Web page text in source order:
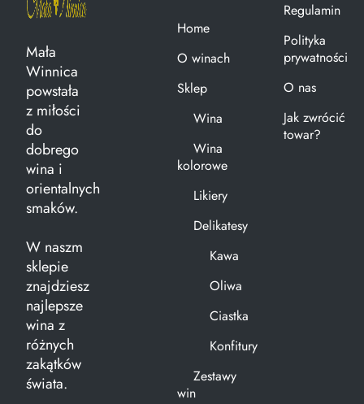
Mała
Winnica
powstała
z miłości
do
dobrego
wina i
orientalnych
smaków.
W naszm
sklepie
znajdziesz
najlepsze
wina z
różnych
zakątków
świata.
Home
O winach
Sklep
Wina
Wina
kolorowe
Likiery
Delikatesy
Kawa
Oliwa
Ciastka
Konfitury
Zestawy
win
Regulamin
Polityka
prywatności
O nas
Jak zwrócić
towar?